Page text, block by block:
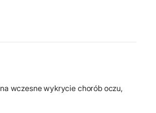
wczesne wykrycie chorób oczu,